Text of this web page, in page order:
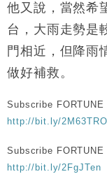
財經｜本
最強
16:33
財經｜滙
50%
他又說，當然希
台，大雨走勢是
門相近，但降雨
做好補救。
Subscribe
http://bit.ly/2M63TRO
Subscribe
http://bit.ly/2FgJTen